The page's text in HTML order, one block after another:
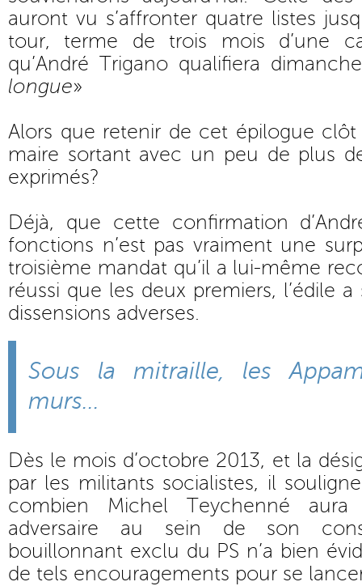
auront vu s’affronter quatre listes
tour, terme de trois mois d’une
qu’André Trigano qualifiera
longue»
Alors que retenir de cet épilogue
maire sortant avec un peu de plus
exprimés?
Déjà, que cette confirmation
fonctions n’est pas vraiment une
troisième mandat qu’il a lui-même
réussi que les deux premiers, l’édile
dissensions adverses.
Sous la mitraille, les
murs...
Dès le mois d’octobre 2013, et la
par les militants socialistes, il
combien Michel Teychenné
adversaire au sein de son
bouillonnant exclu du PS n’a bien
de tels encouragements pour se